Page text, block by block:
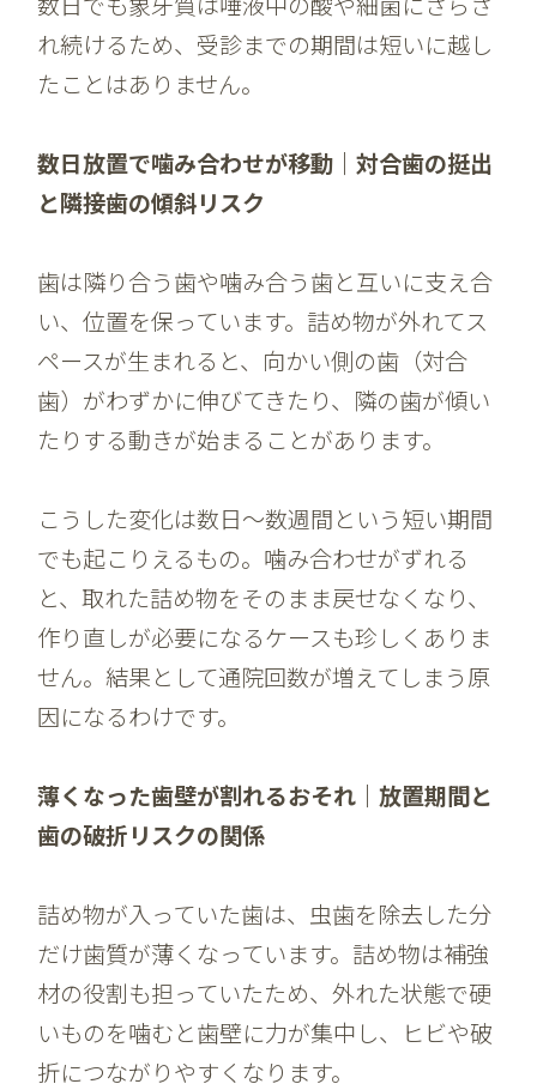
れ続けるため、受診までの期間は短いに越し
たことはありません。
数日放置で噛み合わせが移動｜対合歯の挺出
と隣接歯の傾斜リスク
歯は隣り合う歯や噛み合う歯と互いに支え合
い、位置を保っています。詰め物が外れてス
ペースが生まれると、向かい側の歯（対合
歯）がわずかに伸びてきたり、隣の歯が傾い
たりする動きが始まることがあります。
こうした変化は数日〜数週間という短い期間
でも起こりえるもの。噛み合わせがずれる
と、取れた詰め物をそのまま戻せなくなり、
作り直しが必要になるケースも珍しくありま
せん。結果として通院回数が増えてしまう原
因になるわけです。
薄くなった歯壁が割れるおそれ｜放置期間と
歯の破折リスクの関係
詰め物が入っていた歯は、虫歯を除去した分
だけ歯質が薄くなっています。詰め物は補強
材の役割も担っていたため、外れた状態で硬
いものを噛むと歯壁に力が集中し、ヒビや破
折につながりやすくなります。